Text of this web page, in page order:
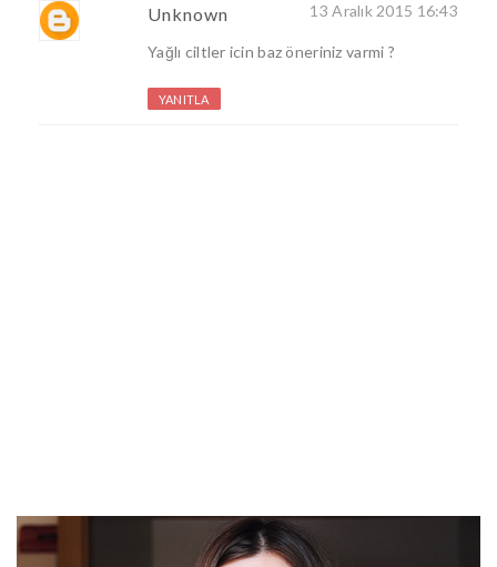
Unknown 13 Aralık 2015 16:43
Yağlı ciltler icin baz öneriniz varmi ?
YANITLA